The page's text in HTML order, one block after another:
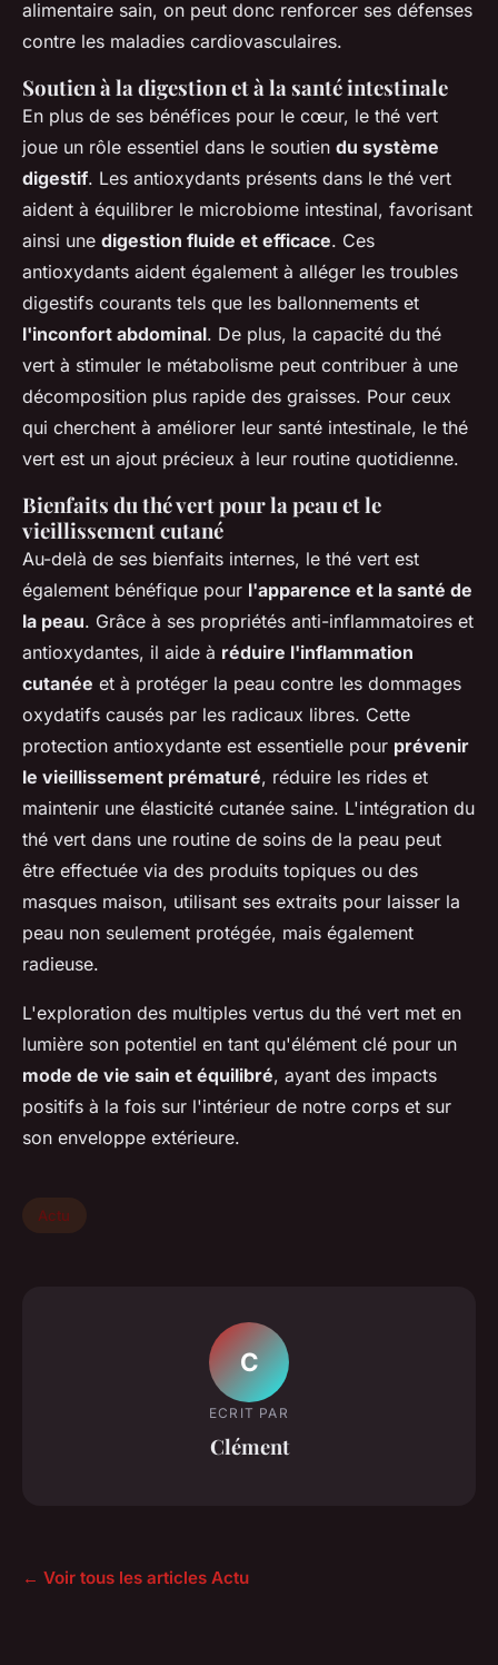
alimentaire sain, on peut donc renforcer ses défenses
contre les maladies cardiovasculaires.
Soutien à la digestion et à la santé intestinale
En plus de ses bénéfices pour le cœur, le thé vert
joue un rôle essentiel dans le soutien du système
digestif. Les antioxydants présents dans le thé vert
aident à équilibrer le microbiome intestinal, favorisant
ainsi une digestion fluide et efficace. Ces
antioxydants aident également à alléger les troubles
digestifs courants tels que les ballonnements et
l'inconfort abdominal. De plus, la capacité du thé
vert à stimuler le métabolisme peut contribuer à une
décomposition plus rapide des graisses. Pour ceux
qui cherchent à améliorer leur santé intestinale, le thé
vert est un ajout précieux à leur routine quotidienne.
Bienfaits du thé vert pour la peau et le
vieillissement cutané
Au-delà de ses bienfaits internes, le thé vert est
également bénéfique pour l'apparence et la santé de
la peau. Grâce à ses propriétés anti-inflammatoires et
antioxydantes, il aide à réduire l'inflammation
cutanée et à protéger la peau contre les dommages
oxydatifs causés par les radicaux libres. Cette
protection antioxydante est essentielle pour prévenir
le vieillissement prématuré, réduire les rides et
maintenir une élasticité cutanée saine. L'intégration du
thé vert dans une routine de soins de la peau peut
être effectuée via des produits topiques ou des
masques maison, utilisant ses extraits pour laisser la
peau non seulement protégée, mais également
radieuse.
L'exploration des multiples vertus du thé vert met en
lumière son potentiel en tant qu'élément clé pour un
mode de vie sain et équilibré, ayant des impacts
positifs à la fois sur l'intérieur de notre corps et sur
son enveloppe extérieure.
Actu
C
ECRIT PAR
Clément
← Voir tous les articles Actu